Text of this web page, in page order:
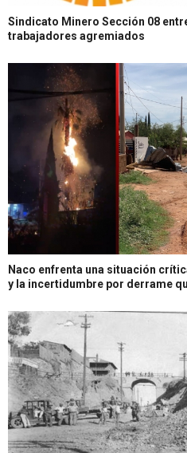
Sindicato Minero Sección 08
trabajadores agremiados
Naco enfrenta una situación
y la incertidumbre por derrame